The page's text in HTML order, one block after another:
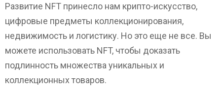
Развитие NFT принесло нам крипто-искусство,
цифровые предметы коллекционирования,
недвижимость и логистику. Но это еще не все. Вы
можете использовать NFT, чтобы доказать
подлинность множества уникальных и
коллекционных товаров.